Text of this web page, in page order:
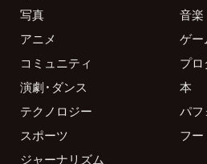
写真
音楽
アニメ
ゲー
コミュニティ
プロ
演劇・ダンス
本
テクノロジー
パフ
スポーツ
フー
ジャーナリズム